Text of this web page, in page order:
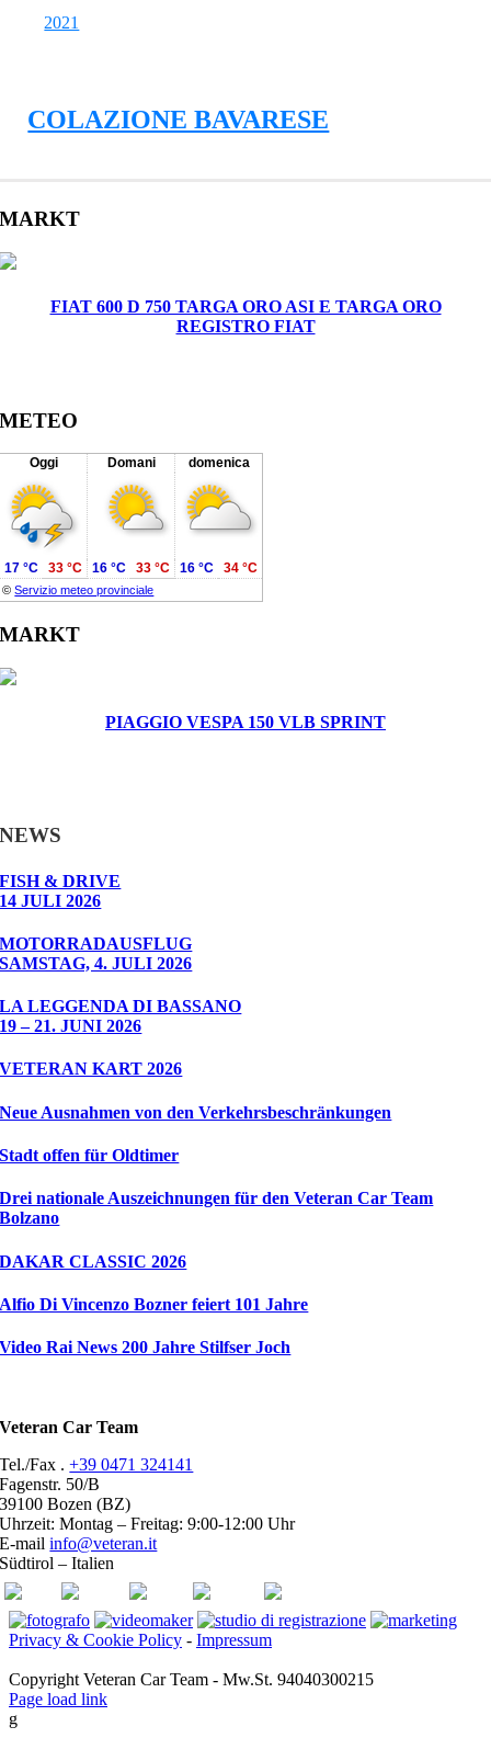
2021
COLAZIONE BAVARESE
MARKT
FIAT 600 D 750 TARGA ORO ASI E TARGA ORO
REGISTRO FIAT
METEO
Oggi Domani domenica
©Servizio meteo provinciale
17 °C 33 °C 16 °C 33 °C 16 °C 34 °C
MARKT
PIAGGIO VESPA 150 VLB SPRINT
NEWS
FISH & DRIVE
14 JULI 2026
MOTORRADAUSFLUG
SAMSTAG, 4. JULI 2026
LA LEGGENDA DI BASSANO
19 – 21. JUNI 2026
VETERAN KART 2026
Neue Ausnahmen von den Verkehrsbeschränkungen
Stadt offen für Oldtimer
Drei nationale Auszeichnungen für den Veteran Car Team
Bolzano
DAKAR CLASSIC 2026
Alfio Di Vincenzo Bozner feiert 101 Jahre
Video Rai News 200 Jahre Stilfser Joch
Veteran Car Team
Tel./Fax .+39 0471 324141
Fagenstr. 50/B
39100 Bozen (BZ)
Uhrzeit: Montag – Freitag: 9:00-12:00 Uhr
E-mailinfo@veteran.it
Südtirol – Italien
ASI
FIVA ACI youtube facebook
Privacy & Cookie Policy - Impressum
Copyright Veteran Car Team - Mw.St. 94040300215
Page load link
g